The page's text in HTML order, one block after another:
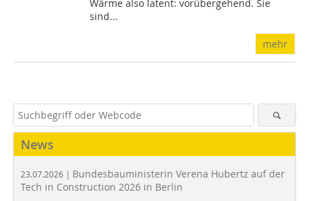
Wärme also latent: vorübergehend. Sie
sind...
mehr
News
23.07.2026 | Bundesbauministerin Verena Hubertz auf der
Tech in Construction 2026 in Berlin